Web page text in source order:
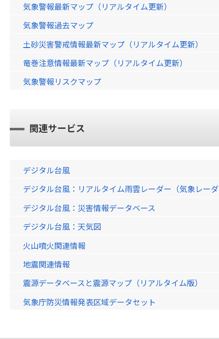
気象警報最新マップ（リアルタイム更新）
気象警報過去マップ
土砂災害警戒情報最新マップ（リアルタイム更新）
竜巻注意情報最新マップ（リアルタイム更新）
気象警報リスクマップ
関連サービス
デジタル台風
デジタル台風：リアルタイム雨雲レーダー（気象レー
デジタル台風：災害情報データベース
デジタル台風：天気図
火山噴火関連情報
地震関連情報
震源データベースと震源マップ（リアルタイム版）
気象庁防災情報発表区域データセット